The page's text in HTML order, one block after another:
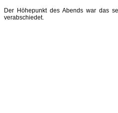
Der Höhepunkt des Abends war das
verabschiedet.